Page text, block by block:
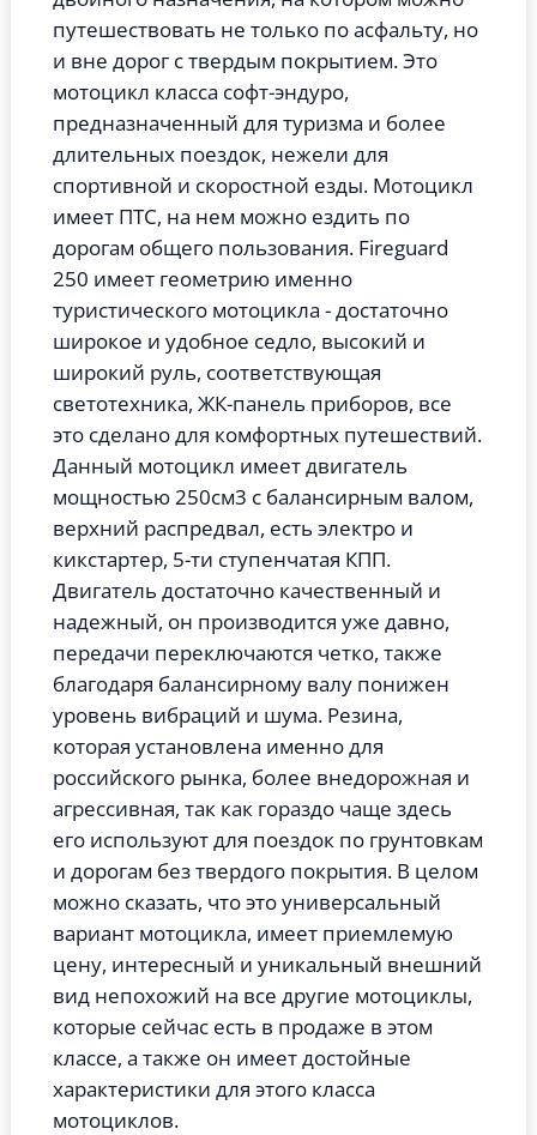
путешествовать не только по асфальту, но
и вне дорог с твердым покрытием. Это
мотоцикл класса софт-эндуро,
предназначенный для туризма и более
длительных поездок, нежели для
спортивной и скоростной езды. Мотоцикл
имеет ПТС, на нем можно ездить по
дорогам общего пользования. Fireguard
250 имеет геометрию именно
туристического мотоцикла - достаточно
широкое и удобное седло, высокий и
широкий руль, соответствующая
светотехника, ЖК-панель приборов, все
это сделано для комфортных путешествий.
Данный мотоцикл имеет двигатель
мощностью 250см3 с балансирным валом,
верхний распредвал, есть электро и
кикстартер, 5-ти ступенчатая КПП.
Двигатель достаточно качественный и
надежный, он производится уже давно,
передачи переключаются четко, также
благодаря балансирному валу понижен
уровень вибраций и шума. Резина,
которая установлена именно для
российского рынка, более внедорожная и
агрессивная, так как гораздо чаще здесь
его используют для поездок по грунтовкам
и дорогам без твердого покрытия. В целом
можно сказать, что это универсальный
вариант мотоцикла, имеет приемлемую
цену, интересный и уникальный внешний
вид непохожий на все другие мотоциклы,
которые сейчас есть в продаже в этом
классе, а также он имеет достойные
характеристики для этого класса
мотоциклов.